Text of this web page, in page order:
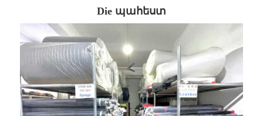
Die պահեստ